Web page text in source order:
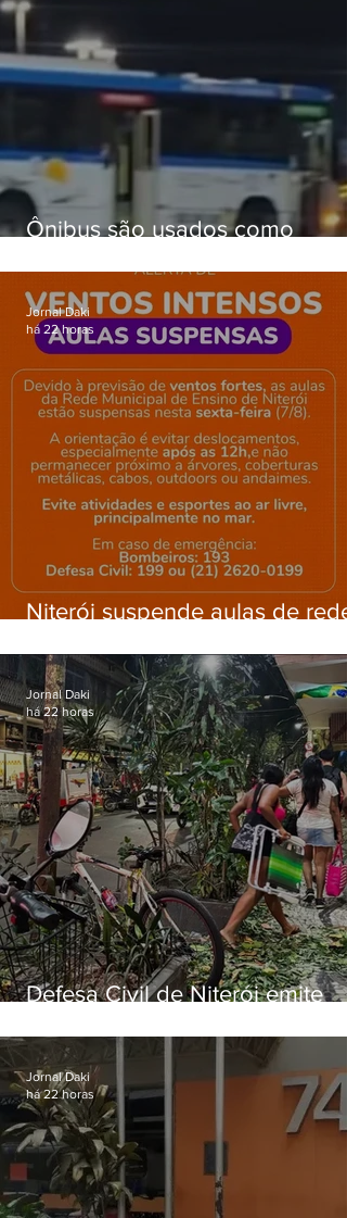
Ônibus são usados como
Gardênia Azul
Niterói suspende aulas de rede
ventos fortes nesta sexta (7)
Jornal Daki
há 22 horas
Defesa Civil de Niterói emite
sexta-feira (07)
Jornal Daki
há 22 horas
Jornal Daki
há 22 horas